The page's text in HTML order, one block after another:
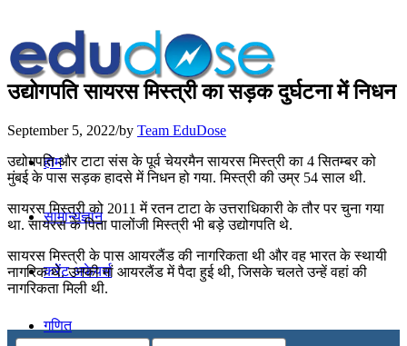
होम
सामान्यज्ञान
करेंट अफेयर्स
गणित
उद्योगपति सायरस मिस्त्री का सड़क दुर्घटना में निधन
September 5, 2022/by Team EduDose
उद्योगपति और टाटा संस के पूर्व चेयरमैन सायरस मिस्त्री का 4 सितम्बर को
मुंबई के पास सड़क हादसे में निधन हो गया. मिस्त्री की उम्र 54 साल थी.
सायरस मिस्त्री को 2011 में रतन टाटा के उत्तराधिकारी के तौर पर चुना गया
था. सायरस के पिता पालोंजी मिस्त्री भी बड़े उद्योगपति थे.
सायरस मिस्त्री के पास आयरलैंड की नागरिकता थी और वह भारत के स्थायी
नागरिक थे. उनकी मां आयरलैंड में पैदा हुई थी, जिसके चलते उन्हें वहां की
नागरिकता मिली थी.